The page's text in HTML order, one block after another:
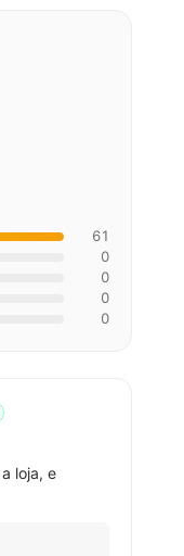
61
0
0
0
0
loja, e